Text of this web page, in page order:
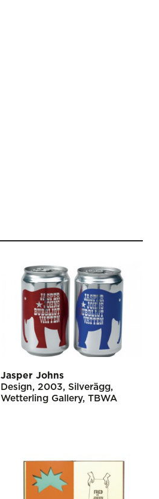
Jasper Johns
Design
2003
Silverägg
Wetterling Gallery TBWA